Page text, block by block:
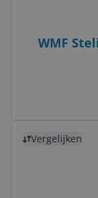
WMF
Vergelijken